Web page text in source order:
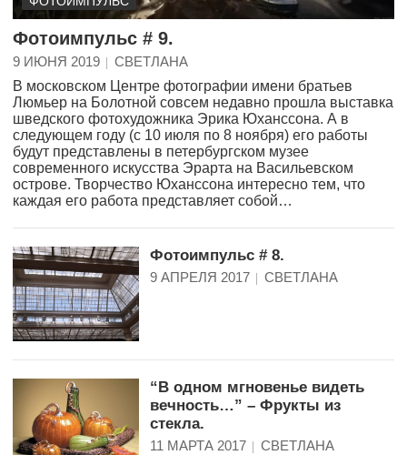
Фотоимпульс # 9.
9 ИЮНЯ 2019
СВЕТЛАНА
В московском Центре фотографии имени братьев
Люмьер на Болотной совсем недавно прошла выставка
шведского фотохудожника Эрика Юханссона. А в
следующем году (с 10 июля по 8 ноября) его работы
будут представлены в петербургском музее
современного искусства Эрарта на Васильевском
острове. Творчество Юханссона интересно тем, что
каждая его работа представляет собой…
Фотоимпульс # 8.
9 АПРЕЛЯ 2017 СВЕТЛАНА
“В одном мгновенье видеть
вечность…” – Фрукты из
стекла.
11 МАРТА 2017 СВЕТЛАНА